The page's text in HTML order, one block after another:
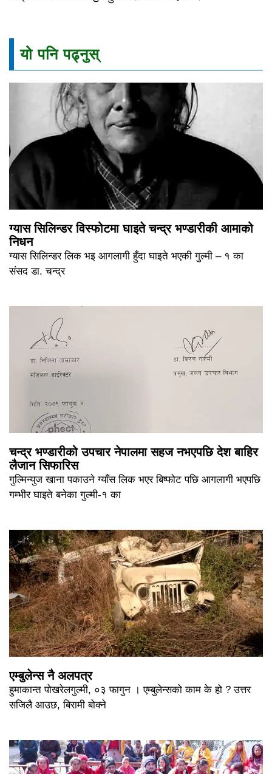
यो पनि पढ्नुस्
ग्यास सिलिन्डर विस्फोटमा घाइते चन्द्र भण्डारीकी आमाको
निधन
ग्यास सिलिन्डर लिक भइ आगलागी हुँदा घाइते भएकी गुल्मी – १ का
संसद डा. चन्द्र
चन्द्र भण्डारीको उपचार नेपालमा सहज नभएपछि देश बाहिर
लैजान सिफारिस
गुल्मिन्युज खाना पकाउने ग्याँस लिक भएर बिष्फोट पछि आगलागी भएपछि
गम्भीर घाइते बनेका गुल्मी-१ का
एम्बुलेन्स नै अलपत्र
हुमाकान्त पोखरेलगुल्मी, ०३ फागुन । एम्बुलेन्सको काम के हो ? उत्तर
सजिलै आउछ, बिरामी बोक्ने